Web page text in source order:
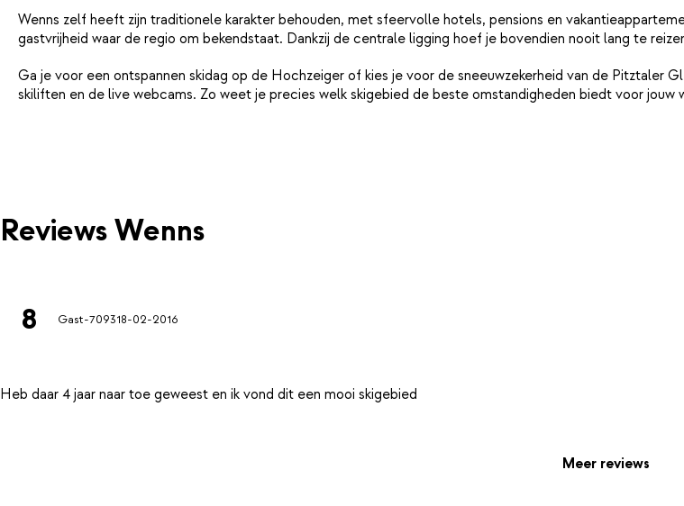
Wenns zelf heeft zijn traditionele karakter behouden, met sfeervolle hotels, pensions en
gastvrijheid waar de regio om bekendstaat. Dankzij de centrale ligging hoef je bovendien nooit lang te
Ga je voor een ontspannen skidag op de Hochzeiger of kies je voor de sneeuwzekerheid van de Pitztaler
skiliften en de live webcams. Zo weet je precies welk skigebied de beste omstandigheden biedt voor jouw
Reviews Wenns
8 Gast-709318-02-2016
Heb daar 4 jaar naar toe geweest en ik vond dit een mooi skigebied
Meer reviews